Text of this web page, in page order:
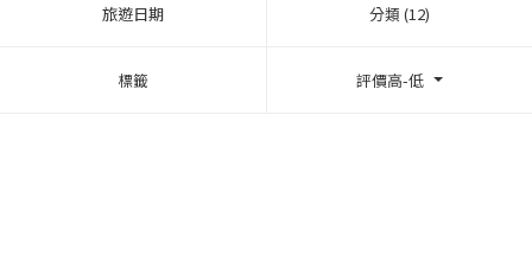
旅遊日期 分類 (12)
標籤 評價高-低